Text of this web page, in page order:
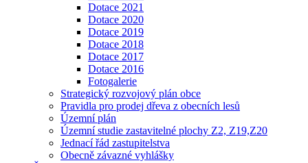
Dotace 2021
Dotace 2020
Dotace 2019
Dotace 2018
Dotace 2017
Dotace 2016
Fotogalerie
Strategický rozvojový plán obce
Pravidla pro prodej dřeva z obecních lesů
Územní plán
Územní studie zastavitelné plochy Z2, Z19,Z20
Jednací řád zastupitelstva
Obecně závazné vyhlášky